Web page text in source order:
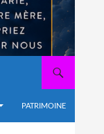
PATRIMOINE